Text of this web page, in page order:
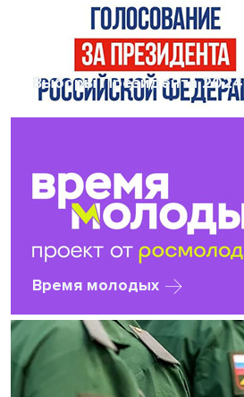
Выборы Президента 2024
Время молодых